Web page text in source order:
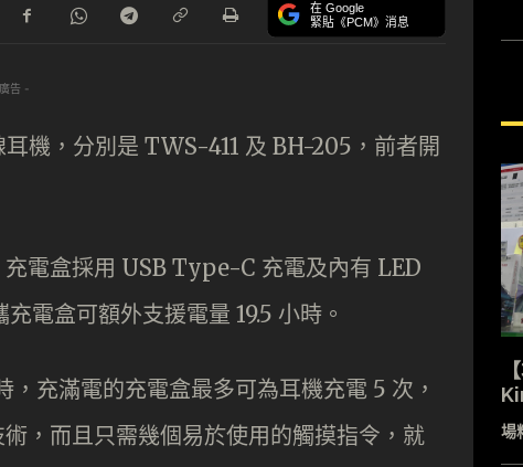
在 Google
緊貼《PCM》消息
告 -
機，分別是 TWS-411 及 BH-205，前者開
電盒採用 USB Type-C 充電及內有 LED
電盒可額外支援電量 19.5 小時。
充滿電的充電盒最多可為耳機充電 5 次，
，而且只需幾個易於使用的觸摸指令，就
場